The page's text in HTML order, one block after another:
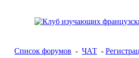
Список форумов - ЧАТ -